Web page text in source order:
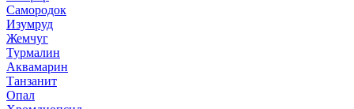
Самородок
Изумруд
Жемчуг
Турмалин
Аквамарин
Танзанит
Опал